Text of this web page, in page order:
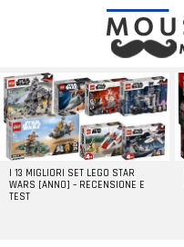
LATEST
STORIES
I 13 MIGLIORI SET LEGO STAR
WARS [ANNO] – RECENSIONE E
TEST